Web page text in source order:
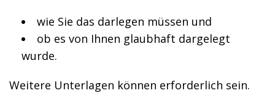
wie Sie das darlegen müssen und
ob es von Ihnen glaubhaft dargelegt
wurde.
Weitere Unterlagen können erforderlich sein.